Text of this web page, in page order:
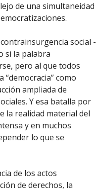
de una simultaneidad
social -
si la palabra
pero al que todos
como
ampliada de
Y esa batalla por
la realidad material del
y en muchos
lo que se
de los actos
de derechos, la